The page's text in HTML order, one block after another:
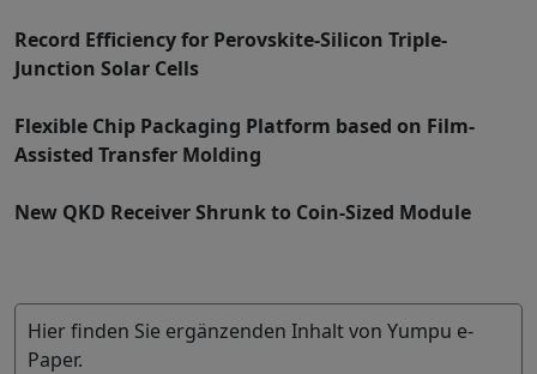
Record Efficiency for Perovskite-Silicon Triple-
Junction Solar Cells
Flexible Chip Packaging Platform based on Film-
Assisted Transfer Molding
New QKD Receiver Shrunk to Coin-Sized Module
Hier finden Sie ergänzenden Inhalt von Yumpu e-
Paper.